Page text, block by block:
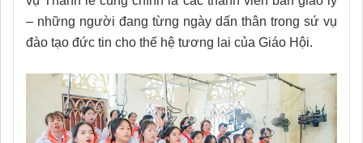
– những người đang từng ngày dấn thân trong sứ vụ
đào tạo đức tin cho thế hệ tương lai của Giáo Hội.